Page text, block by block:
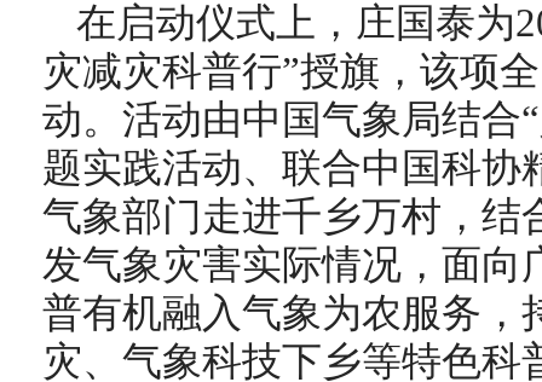
在启动仪式上，庄国泰为
灾减灾科普行”授旗，该项
动。活动由中国气象局结合
题实践活动、联合中国科协
气象部门走进千乡万村，结
发气象灾害实际情况，面向
普有机融入气象为农服务，
灾、气象科技下乡等特色科